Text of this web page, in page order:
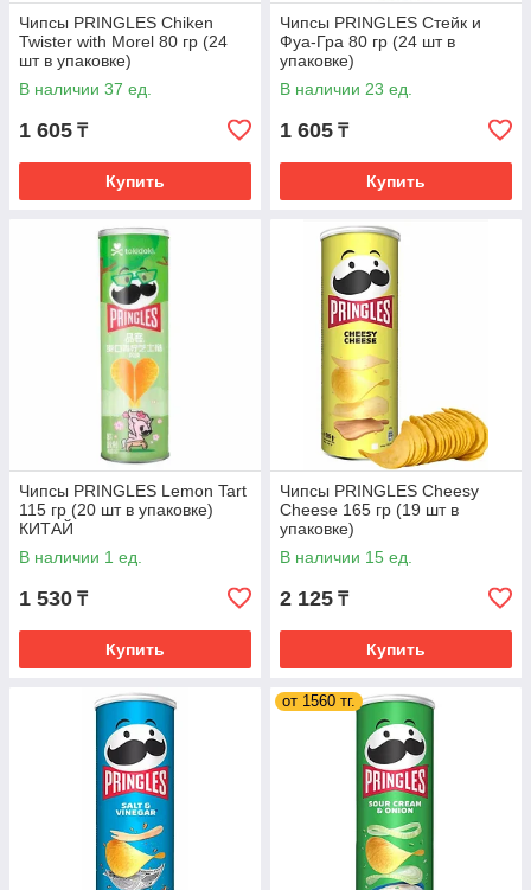
Чипсы PRINGLES Chiken
Twister with Morel 80 гр (24
шт в упаковке)
В наличии 37 ед.
1 605 ₸
Купить
Чипсы PRINGLES Стейк и
Фуа-Гра 80 гр (24 шт в
упаковке)
В наличии 23 ед.
1 605 ₸
Купить
Чипсы PRINGLES Lemon Tart
115 гр (20 шт в упаковке)
КИТАЙ
В наличии 1 ед.
1 530 ₸
Купить
Чипсы PRINGLES Cheesy
Cheese 165 гр (19 шт в
упаковке)
ВЕЛИКОБРИТАНИЯ
В наличии 15 ед.
2 125 ₸
Купить
от 1560 тг.